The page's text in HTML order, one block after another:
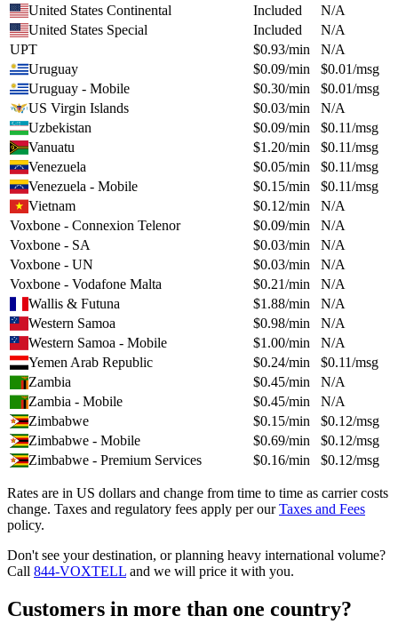
United States Continental
Included
N/A
United States Special
Included
N/A
UPT
$0.93/min
N/A
Uruguay
$0.09/min $0.01/msg
Uruguay - Mobile
$0.30/min $0.01/msg
US Virgin Islands
$0.03/min
N/A
Uzbekistan
$0.09/min $0.11/msg
Vanuatu
$1.20/min $0.11/msg
Venezuela
$0.05/min $0.11/msg
Venezuela - Mobile
$0.15/min $0.11/msg
Vietnam
$0.12/min
N/A
Voxbone - Connexion Telenor
$0.09/min
N/A
Voxbone - SA
$0.03/min
N/A
Voxbone - UN
$0.03/min
N/A
Voxbone - Vodafone Malta
$0.21/min
N/A
Wallis & Futuna
$1.88/min
N/A
Western Samoa
$0.98/min
N/A
Western Samoa - Mobile
$1.00/min
N/A
Yemen Arab Republic
$0.24/min $0.11/msg
Zambia
$0.45/min
N/A
Zambia - Mobile
$0.45/min
N/A
Zimbabwe
$0.15/min $0.12/msg
Zimbabwe - Mobile
$0.69/min $0.12/msg
Zimbabwe - Premium Services
$0.16/min $0.12/msg
Rates are in US dollars and change from time to time as carrier costs
change. Taxes and regulatory fees apply per our Taxes and Fees
policy.
Don't see your destination, or planning heavy international volume?
Call 844-VOXTELL and we will price it with you.
Customers in more than one country?